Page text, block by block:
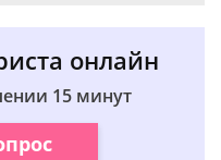
онлайн
15 минут